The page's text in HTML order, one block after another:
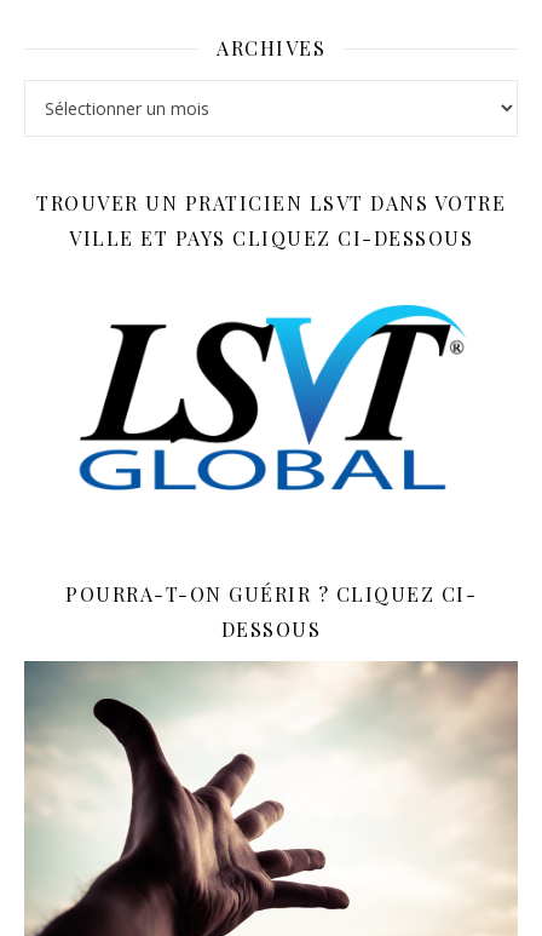
ARCHIVES
TROUVER UN PRATICIEN LSVT DANS VOTRE
VILLE ET PAYS CLIQUEZ CI-DESSOUS
POURRA-T-ON GUÉRIR ? CLIQUEZ CI-
DESSOUS